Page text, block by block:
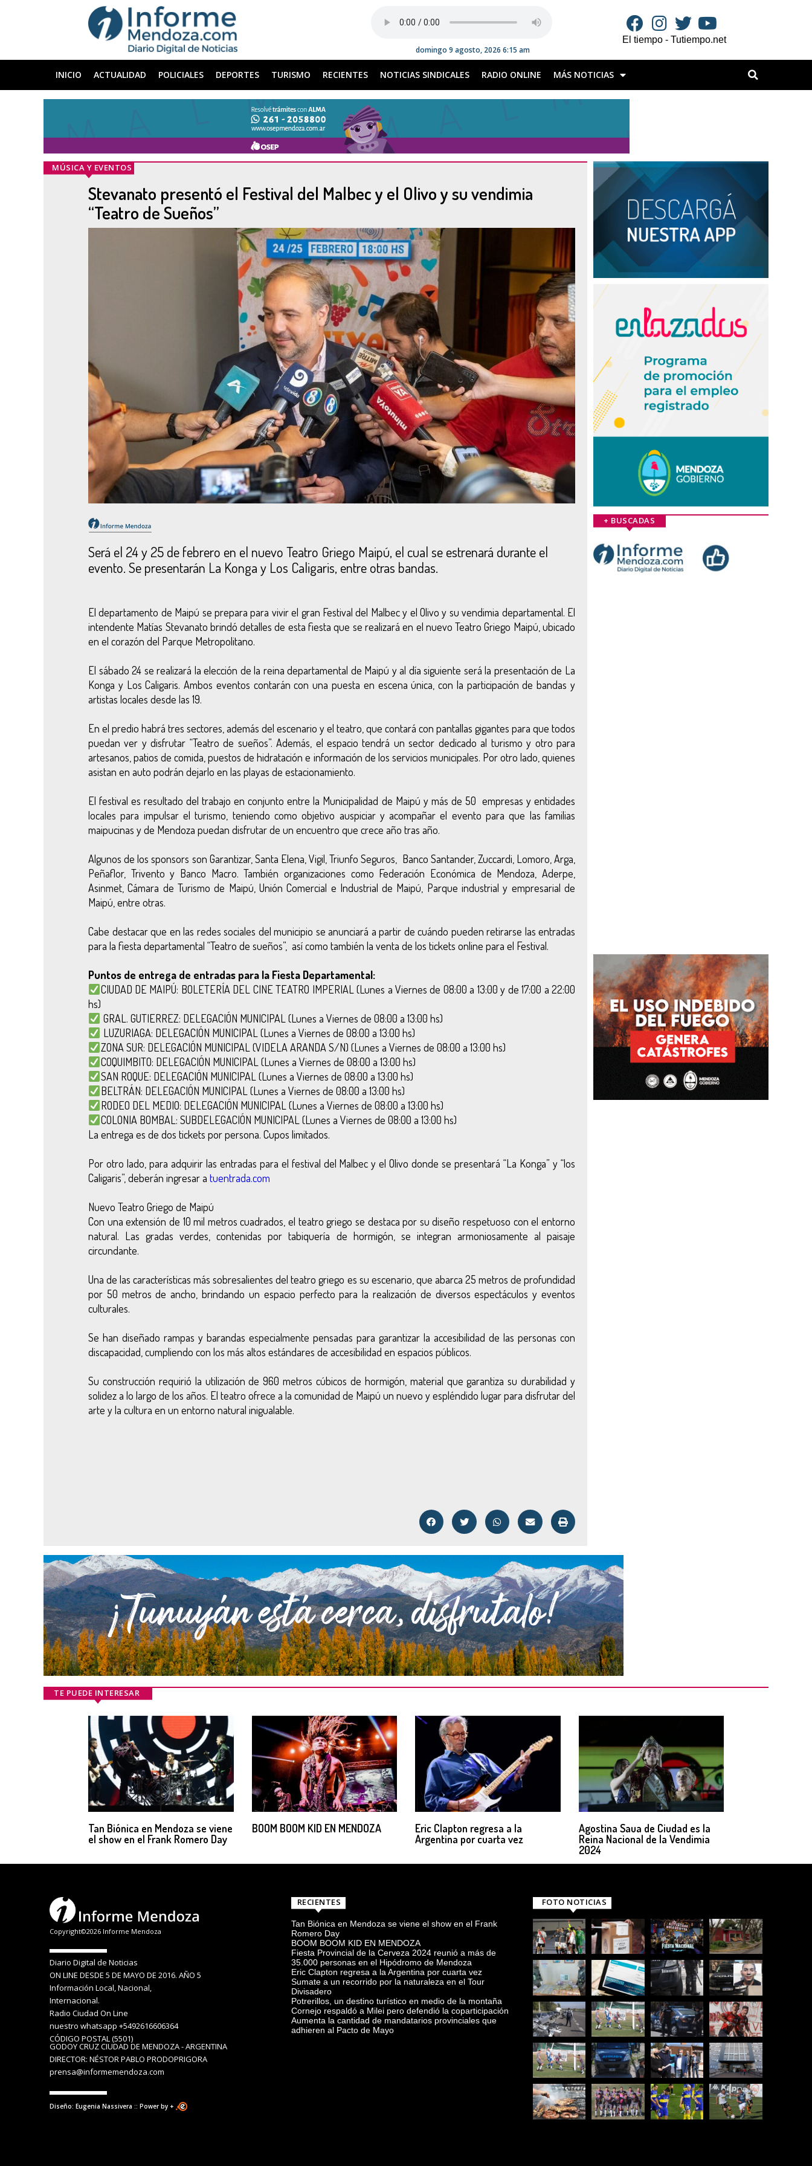
domingo 9 agosto, 2026 6:15 am
El tiempo - Tutiempo.net
INICIO ACTUALIDAD POLICIALES DEPORTES TURISMO RECIENTES NOTICIAS SINDICALES RADIO ONLINE MÁS NOTICIAS
MÚSICA Y EVENTOS
Stevanato presentó el Festival del Malbec y el Olivo y su vendimia
“Teatro de Sueños”
Será el 24 y 25 de febrero en el nuevo Teatro Griego Maipú, el cual se estrenará durante el
evento. Se presentarán La Konga y Los Caligaris, entre otras bandas.
El departamento de Maipú se prepara para vivir el gran Festival del Malbec y el Olivo y su vendimia departamental. El
intendente Matías Stevanato brindó detalles de esta fiesta que se realizará en el nuevo Teatro Griego Maipú, ubicado
en el corazón del Parque Metropolitano.
El sábado 24 se realizará la elección de la reina departamental de Maipú y al día siguiente será la presentación de La
Konga y Los Caligaris. Ambos eventos contarán con una puesta en escena única, con la participación de bandas y
artistas locales desde las 19.
En el predio habrá tres sectores, además del escenario y el teatro, que contará con pantallas gigantes para que todos
puedan ver y disfrutar “Teatro de sueños”. Además, el espacio tendrá un sector dedicado al turismo y otro para
artesanos, patios de comida, puestos de hidratación e información de los servicios municipales. Por otro lado, quienes
asistan en auto podrán dejarlo en las playas de estacionamiento.
El festival es resultado del trabajo en conjunto entre la Municipalidad de Maipú y más de 50 empresas y entidades
locales para impulsar el turismo, teniendo como objetivo auspiciar y acompañar el evento para que las familias
maipucinas y de Mendoza puedan disfrutar de un encuentro que crece año tras año.
Algunos de los sponsors son Garantizar, Santa Elena, Vigil, Triunfo Seguros, Banco Santander, Zuccardi, Lomoro, Arga,
Peñaflor, Trivento y Banco Macro. También organizaciones como Federación Económica de Mendoza, Aderpe,
Asinmet, Cámara de Turismo de Maipú, Unión Comercial e Industrial de Maipú, Parque industrial y empresarial de
Maipú, entre otras.
Cabe destacar que en las redes sociales del municipio se anunciará a partir de cuándo pueden retirarse las entradas
para la fiesta departamental “Teatro de sueños”, así como también la venta de los tickets online para el Festival.
Puntos de entrega de entradas para la Fiesta Departamental:
CIUDAD DE MAIPÚ: BOLETERÍA DEL CINE TEATRO IMPERIAL (Lunes a Viernes de 08:00 a 13:00 y de 17:00 a 22:00
hs)
GRAL. GUTIERREZ: DELEGACIÓN MUNICIPAL (Lunes a Viernes de 08:00 a 13:00 hs)
LUZURIAGA: DELEGACIÓN MUNICIPAL (Lunes a Viernes de 08:00 a 13:00 hs)
ZONA SUR: DELEGACIÓN MUNICIPAL (VIDELA ARANDA S/N) (Lunes a Viernes de 08:00 a 13:00 hs)
COQUIMBITO: DELEGACIÓN MUNICIPAL (Lunes a Viernes de 08:00 a 13:00 hs)
SAN ROQUE: DELEGACIÓN MUNICIPAL (Lunes a Viernes de 08:00 a 13:00 hs)
BELTRÁN: DELEGACIÓN MUNICIPAL (Lunes a Viernes de 08:00 a 13:00 hs)
RODEO DEL MEDIO: DELEGACIÓN MUNICIPAL (Lunes a Viernes de 08:00 a 13:00 hs)
COLONIA BOMBAL: SUBDELEGACIÓN MUNICIPAL (Lunes a Viernes de 08:00 a 13:00 hs)
La entrega es de dos tickets por persona. Cupos limitados.
Por otro lado, para adquirir las entradas para el festival del Malbec y el Olivo donde se presentará “La Konga” y “los
Caligaris”, deberán ingresar a tuentrada.com
Nuevo Teatro Griego de Maipú
Con una extensión de 10 mil metros cuadrados, el teatro griego se destaca por su diseño respetuoso con el entorno
natural. Las gradas verdes, contenidas por tabiquería de hormigón, se integran armoniosamente al paisaje
circundante.
Una de las características más sobresalientes del teatro griego es su escenario, que abarca 25 metros de profundidad
por 50 metros de ancho, brindando un espacio perfecto para la realización de diversos espectáculos y eventos
culturales.
Se han diseñado rampas y barandas especialmente pensadas para garantizar la accesibilidad de las personas con
discapacidad, cumpliendo con los más altos estándares de accesibilidad en espacios públicos.
Su construcción requirió la utilización de 960 metros cúbicos de hormigón, material que garantiza su durabilidad y
solidez a lo largo de los años. El teatro ofrece a la comunidad de Maipú un nuevo y espléndido lugar para disfrutar del
arte y la cultura en un entorno natural inigualable.
+ BUSCADAS
TE PUEDE INTERESAR
Tan Biónica en Mendoza se viene
el show en el Frank Romero Day
BOOM BOOM KID EN MENDOZA
Eric Clapton regresa a la
Argentina por cuarta vez
Agostina Saua de Ciudad es la
Reina Nacional de la Vendimia
2024
Copyright©2026 Informe Mendoza
Diario Digital de Noticias
ON LINE DESDE 5 DE MAYO DE 2016. AÑO 5
Información Local, Nacional,
Internacional.
Radio Ciudad On Line
nuestro whatsapp +5492616606364
CÓDIGO POSTAL (5501)
GODOY CRUZ CIUDAD DE MENDOZA - ARGENTINA
DIRECTOR: NÉSTOR PABLO PRODOPRIGORA
prensa@informemendoza.com
Diseño: Eugenia Nassivera :: Power by +
RECIENTES
Tan Biónica en Mendoza se viene el show en el Frank
Romero Day
BOOM BOOM KID EN MENDOZA
Fiesta Provincial de la Cerveza 2024 reunió a más de
35.000 personas en el Hipódromo de Mendoza
Eric Clapton regresa a la Argentina por cuarta vez
Sumate a un recorrido por la naturaleza en el Tour
Divisadero
Potrerillos, un destino turístico en medio de la montaña
Cornejo respaldó a Milei pero defendió la coparticipación
Aumenta la cantidad de mandatarios provinciales que
adhieren al Pacto de Mayo
FOTO NOTICIAS